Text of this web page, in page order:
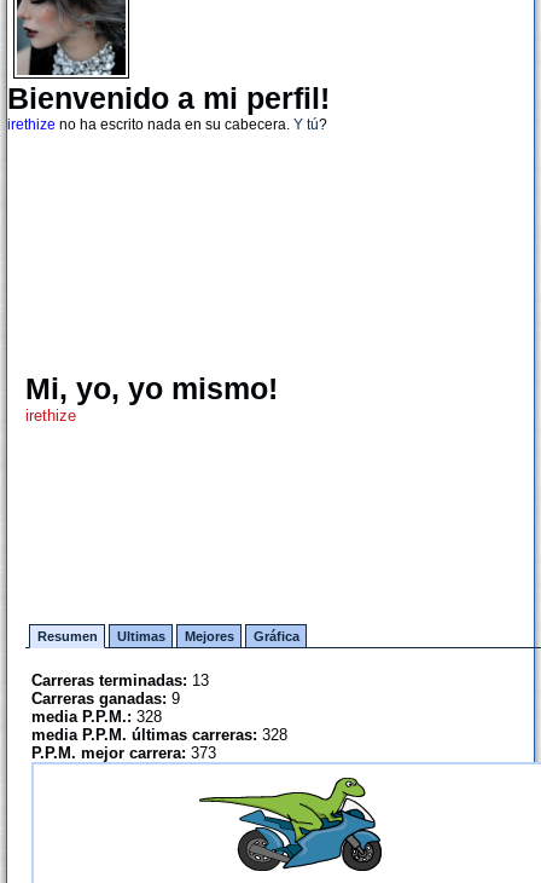
Bienvenido a mi perfil!
irethize no ha escrito nada en su cabecera. Y tú?
Mi, yo, yo mismo!
irethize
Resumen Ultimas Mejores Gráfica
Carreras terminadas: 13
Carreras ganadas: 9
media P.P.M.: 328
media P.P.M. últimas carreras: 328
P.P.M. mejor carrera: 373